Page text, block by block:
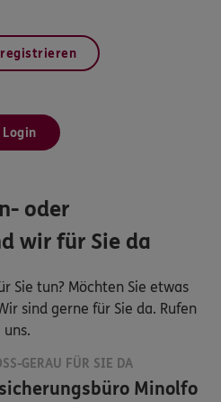
Login
oder
wir für Sie da
Sie tun? Möchten Sie etwas
sind gerne für Sie da. Rufen
uns.
GERAU FÜR SIE DA
Minolfo